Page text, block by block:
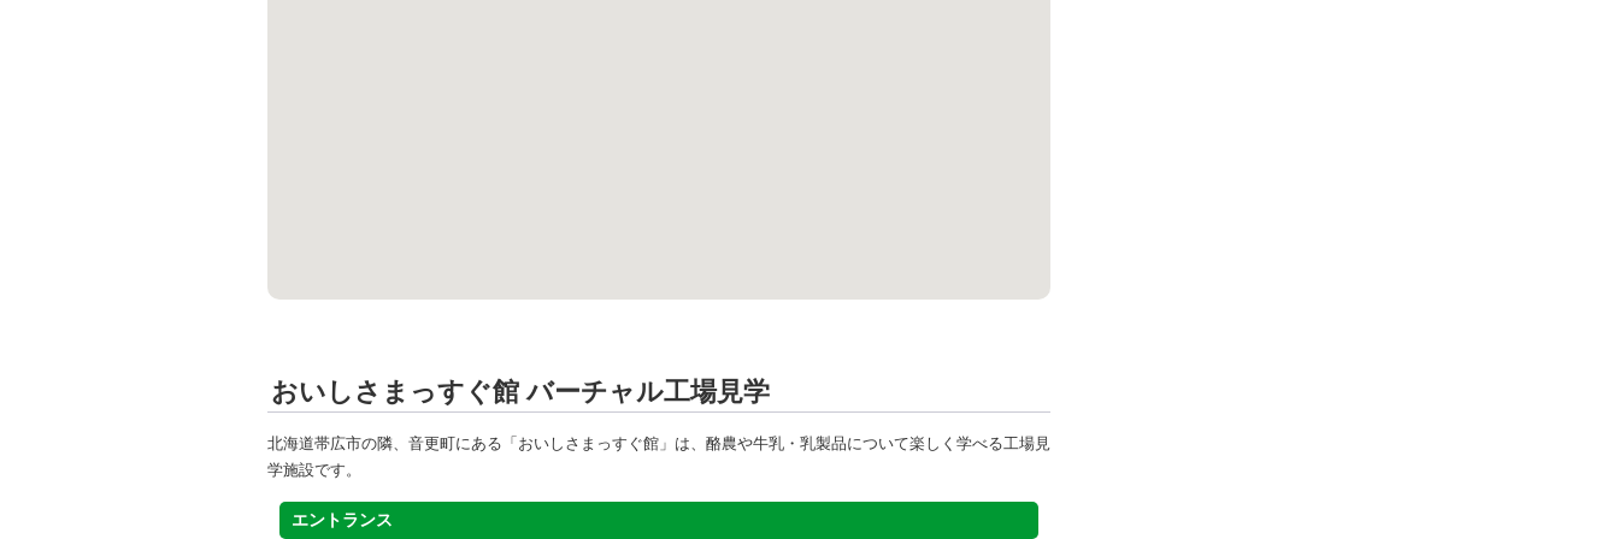
おいしさまっすぐ館 バーチャル工場見学
北海道帯広市の隣、音更町にある「おいしさまっすぐ館」は、酪農や牛乳・乳製品について楽しく学べる工場見
学施設です。
エントランス